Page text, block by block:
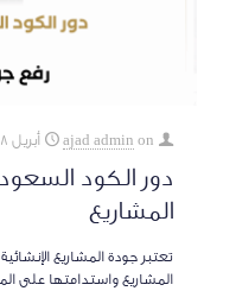
ajad admin on أبريل 28, 2025
دور الكود
المشاريع
تعتبر جودة المشاريع
المشاريع واستدامتها على